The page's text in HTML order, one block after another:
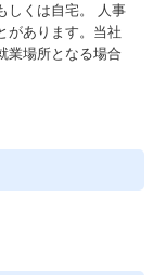
しくは自宅。 人事
があります。当社
業場所となる場合